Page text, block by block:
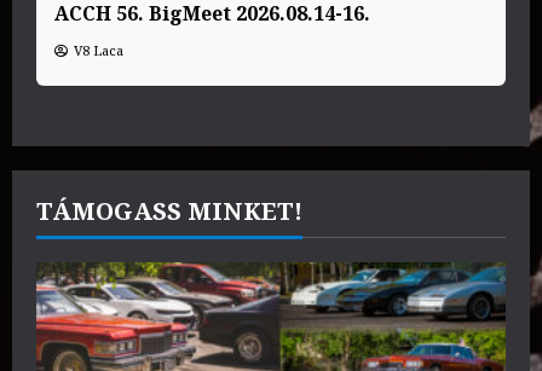
ACCH 56. BigMeet 2026.08.14-16.
V8 Laca
TÁMOGASS MINKET!